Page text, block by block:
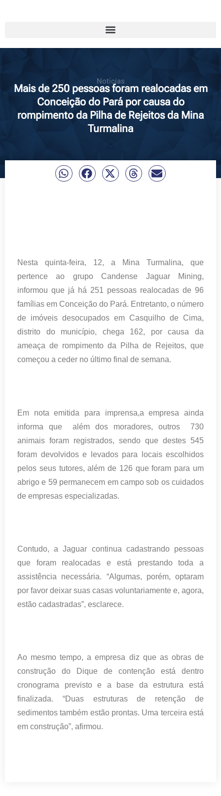
Notícias
Mais de 250 pessoas foram realocadas em
Conceição do Pará por causa do
rompimento da Pilha de Rejeitos da Mina
Turmalina
Nesta quinta-feira, 12, a Mina Turmalina, que
pertence ao grupo Candense Jaguar Mining,
informou que já há 251 pessoas realocadas de 96
famílias em Conceição do Pará. Entretanto, o número
de imóveis desocupados em Casquilho de Cima,
distrito do município, chega 162, por causa da
ameaça de rompimento da Pilha de Rejeitos, que
começou a ceder no último final de semana.
Em nota emitida para imprensa,a empresa ainda
informa que além dos moradores, outros 730
animais foram registrados, sendo que destes 545
foram devolvidos e levados para locais escolhidos
pelos seus tutores, além de 126 que foram para um
abrigo e 59 permanecem em campo sob os cuidados
de empresas especializadas.
Contudo, a Jaguar continua cadastrando pessoas
que foram realocadas e está prestando toda a
assistência necessária. “Algumas, porém, optaram
por favor deixar suas casas voluntariamente e, agora,
estão cadastradas”, esclarece.
Ao mesmo tempo, a empresa diz que as obras de
construção do Dique de contenção está dentro
cronograma previsto e a base da estrutura está
finalizada. “Duas estruturas de retenção de
sedimentos também estão prontas. Uma terceira está
em construção”, afirmou.